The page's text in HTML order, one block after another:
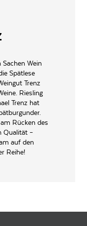
Weingut Trenz, Schulstr. 1+3
65366 Johannisberg
Süss
4260178584559
178135
Wein
Spätlese
Trenz
Riesling
Trenz hat
Rücken des
Qualität –
auf den
Reihe!